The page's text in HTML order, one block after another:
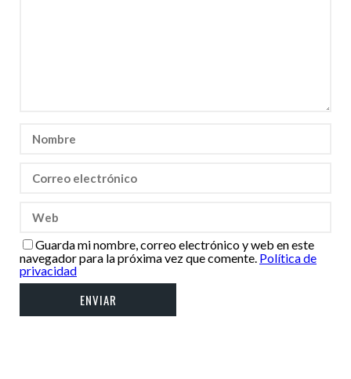
Guarda mi nombre, correo electrónico y web en este
navegador para la próxima vez que comente. Política de
privacidad